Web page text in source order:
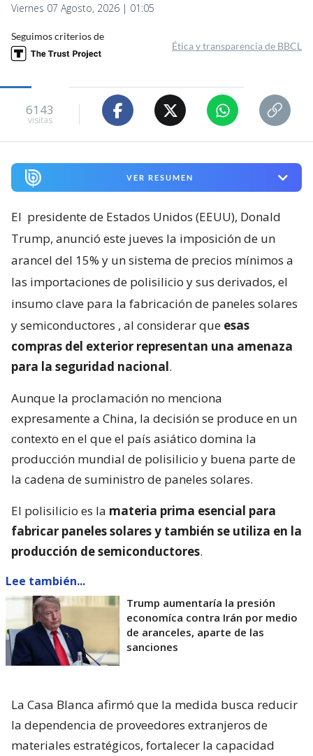
Viernes 07 Agosto, 2026 | 01:05
Seguimos criterios de
Ética y transparencia de BBCL
6143
visitas
VER RESUMEN
El presidente de Estados Unidos (EEUU), Donald
Trump, anunció este jueves la imposición de un
arancel del 15% y un sistema de precios mínimos a
las importaciones de polisilicio y sus derivados, el
insumo clave para la fabricación de paneles solares
y semiconductores , al considerar que esas
compras del exterior representan una amenaza
para la seguridad nacional.
Aunque la proclamación no menciona
expresamente a China, la decisión se produce en un
contexto en el que el país asiático domina la
producción mundial de polisilicio y buena parte de
la cadena de suministro de paneles solares.
El polisilicio es la materia prima esencial para
fabricar paneles solares y también se utiliza en la
producción de semiconductores.
Lee también...
Trump aumentaría la presión
economíca contra Irán por medio
de aranceles, aparte de las
sanciones
La Casa Blanca afirmó que la medida busca reducir
la dependencia de proveedores extranjeros de
materiales estratégicos, fortalecer la capacidad